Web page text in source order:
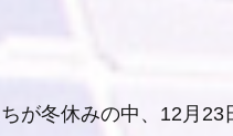
が冬休みの中、 12月 23